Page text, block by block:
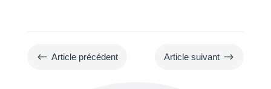
# Article précédent Article suivant $